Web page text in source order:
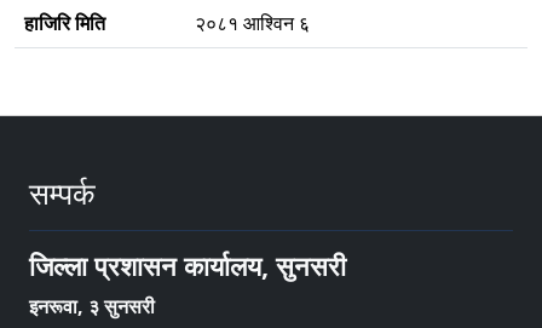
हाजिरि मिति
२०८१ आश्विन ६
सम्पर्क
जिल्ला प्रशासन कार्यालय, सुनसरी
इनरूवा, ३ सुनसरी